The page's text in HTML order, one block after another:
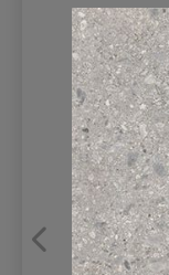
REFRANSLAR
İLETİŞİM